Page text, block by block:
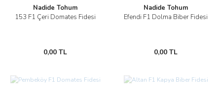
Nadide Tohum
153 F1 Çeri Domates Fidesi
0,00 TL
Nadide Tohum
Efendi F1 Dolma Biber Fidesi
0,00 TL